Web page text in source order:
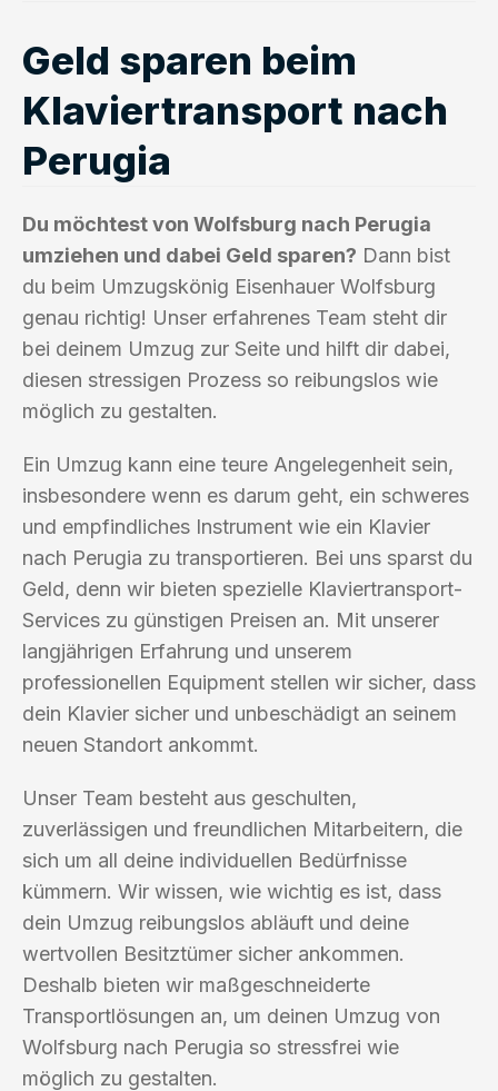
Geld sparen beim
Klaviertransport nach
Perugia
Du möchtest von Wolfsburg nach Perugia
umziehen und dabei Geld sparen? Dann bist
du beim Umzugskönig Eisenhauer Wolfsburg
genau richtig! Unser erfahrenes Team steht dir
bei deinem Umzug zur Seite und hilft dir dabei,
diesen stressigen Prozess so reibungslos wie
möglich zu gestalten.
Ein Umzug kann eine teure Angelegenheit sein,
insbesondere wenn es darum geht, ein schweres
und empfindliches Instrument wie ein Klavier
nach Perugia zu transportieren. Bei uns sparst du
Geld, denn wir bieten spezielle Klaviertransport-
Services zu günstigen Preisen an. Mit unserer
langjährigen Erfahrung und unserem
professionellen Equipment stellen wir sicher, dass
dein Klavier sicher und unbeschädigt an seinem
neuen Standort ankommt.
Unser Team besteht aus geschulten,
zuverlässigen und freundlichen Mitarbeitern, die
sich um all deine individuellen Bedürfnisse
kümmern. Wir wissen, wie wichtig es ist, dass
dein Umzug reibungslos abläuft und deine
wertvollen Besitztümer sicher ankommen.
Deshalb bieten wir maßgeschneiderte
Transportlösungen an, um deinen Umzug von
Wolfsburg nach Perugia so stressfrei wie
möglich zu gestalten.